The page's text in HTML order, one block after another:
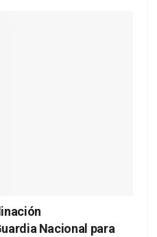
Nacional para